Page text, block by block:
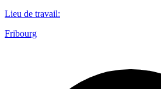
Lieu de travail:
Fribourg